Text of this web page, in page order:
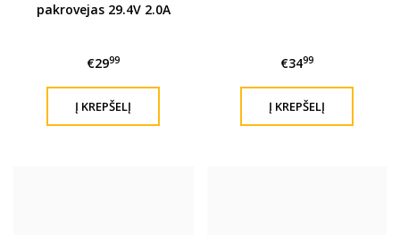
pakrovejas 29.4V 2.0A
€2999 €3499